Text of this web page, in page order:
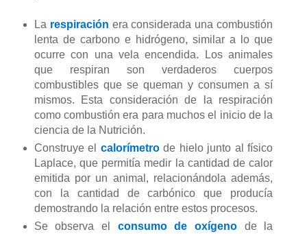
La respiración era considerada una combustión
lenta de carbono e hidrógeno, similar a lo que
ocurre con una vela encendida. Los animales
que respiran son verdaderos cuerpos
combustibles que se queman y consumen a sí
mismos. Esta consideración de la respiración
como combustión era para muchos el inicio de la
ciencia de la Nutrición.
Construye el calorímetrode hielo junto al físico
Laplace, que permitía medir la cantidad de calor
emitida por un animal, relacionándola además,
con la cantidad de carbónico que producía
demostrando la relación entre estos procesos.
Se observa el consumo de oxígeno de la